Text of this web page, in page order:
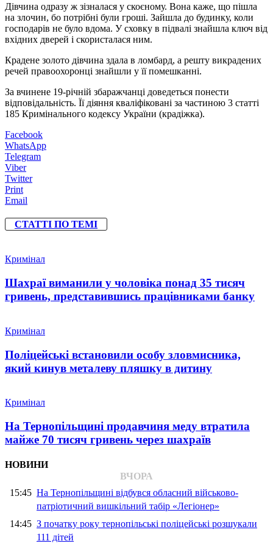
Дівчина одразу ж зізналася у скоєному. Вона каже, що пішла
на злочин, бо потрібні були гроші. Зайшла до будинку, коли
господарів не було вдома. У сховку в підвалі знайшла ключ від
вхідних дверей і скористалася ним.
Крадене золото дівчина здала в ломбард, а решту викрадених
речей правоохоронці знайшли у її помешканні.
За вчинене 19-річній збаражчанці доведеться понести
відповідальність. Її діяння кваліфіковані за частиною 3 статті
185 Кримінального кодексу України (крадіжка).
Facebook
WhatsApp
Telegram
Viber
Twitter
Print
Email
СТАТТІ ПО ТЕМІ
Кримінал
Шахраї виманили у чоловіка понад 35 тисяч
гривень, представившись працівниками банку
Кримінал
Поліцейські встановили особу зловмисника,
який кинув металеву пляшку в дитину
Кримінал
На Тернопільщині продавчиня меду втратила
майже 70 тисяч гривень через шахраїв
НОВИНИ
ВЧОРА
15:45 На Тернопільщині відбувся обласний військово-
патріотичний вишкільний табір «Легіонер»
14:45 З початку року тернопільські поліцейські розшукали
111 дітей